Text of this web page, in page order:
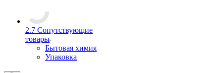
2.7 Сопутствующие
товары
Бытовая химия
Упаковка